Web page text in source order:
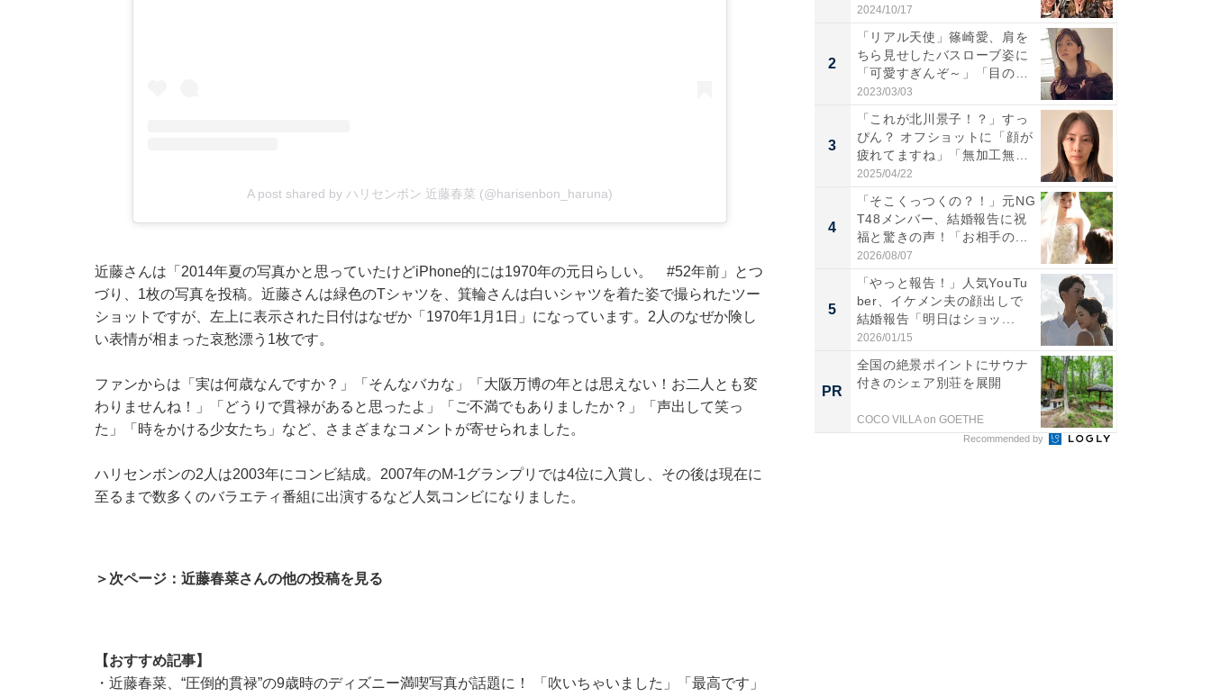
A post shared by ハリセンボン 近藤春菜 (@harisenbon_haruna)
近藤さんは「2014年夏の写真かと思っていたけどiPhone的には1970年の元日らしい。 #52年前」とつ
づり、1枚の写真を投稿。近藤さんは緑色のTシャツを、箕輪さんは白いシャツを着た姿で撮られたツー
ショットですが、左上に表示された日付はなぜか「1970年1月1日」になっています。2人のなぜか険し
い表情が相まった哀愁漂う1枚です。
ファンからは「実は何歳なんですか？」「そんなバカな」「大阪万博の年とは思えない！お二人とも変
わりませんね！」「どうりで貫禄があると思ったよ」「ご不満でもありましたか？」「声出して笑っ
た」「時をかける少女たち」など、さまざまなコメントが寄せられました。
ハリセンボンの2人は2003年にコンビ結成。2007年のM-1グランプリでは4位に入賞し、その後は現在に
至るまで数多くのバラエティ番組に出演するなど人気コンビになりました。
＞次ページ：近藤春菜さんの他の投稿を見る
【おすすめ記事】
・ 近藤春菜、“圧倒的貫禄”の9歳時のディズニー満喫写真が話題に！ 「吹いちゃいました」「最高です」
S...
2024/10/17
2
「リアル天使」篠崎愛、肩を
ちら見せしたバスローブ姿に
「可愛すぎんぞ～」「目の表
情...
2023/03/03
3
「これが北川景子！？」すっ
ぴん？ オフショットに「顔が
疲れてますね」「無加工無
表...
2025/04/22
4
「そこくっつくの？！」元NG
T48メンバー、結婚報告に祝
福と驚きの声！「お相手の...
2026/08/07
5
「やっと報告！」人気YouTu
ber、イケメン夫の顔出しで
結婚報告「明日はショッ...
2026/01/15
PR
全国の絶景ポイントにサウナ
付きのシェア別荘を展開
COCO VILLA on GOETHE
Recommended by